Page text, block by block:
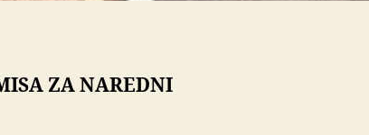
ZA NAREDNI